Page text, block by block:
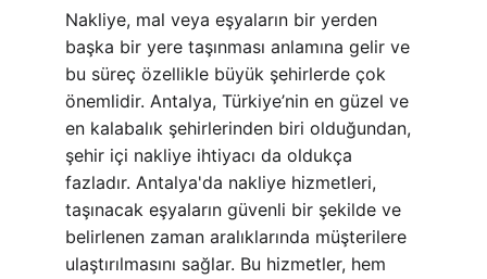
Nakliye, mal veya eşyaların bir yerden
başka bir yere taşınması anlamına gelir ve
bu süreç özellikle büyük şehirlerde çok
önemlidir. Antalya, Türkiye’nin en güzel ve
en kalabalık şehirlerinden biri olduğundan,
şehir içi nakliye ihtiyacı da oldukça
fazladır. Antalya'da nakliye hizmetleri,
taşınacak eşyaların güvenli bir şekilde ve
belirlenen zaman aralıklarında müşterilere
ulaştırılmasını sağlar. Bu hizmetler, hem